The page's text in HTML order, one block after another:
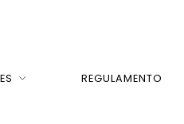
REGULAMENTO